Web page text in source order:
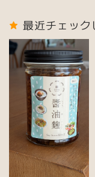
最近チェック